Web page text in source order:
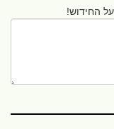
החידוש!